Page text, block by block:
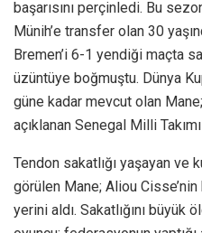
başarısını perçinledi. Bu
Münih’e transfer olan 30
Bremen’i 6-1 yendiği maçta
üzüntüye boğmuştu. Dünya
güne kadar mevcut olan
açıklanan Senegal Milli
Tendon sakatlığı yaşayan ve
görülen Mane; Aliou
yerini aldı. Sakatlığını büyük